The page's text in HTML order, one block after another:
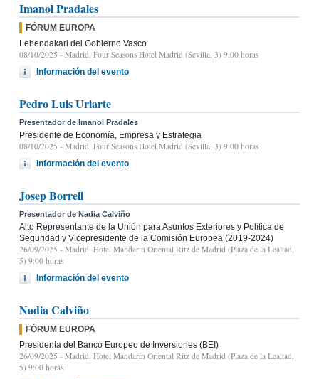
Imanol Pradales
FÓRUM EUROPA
Lehendakari del Gobierno Vasco
08/10/2025 - Madrid, Four Seasons Hotel Madrid (Sevilla, 3) 9.00 horas
Información del evento
Pedro Luis Uriarte
Presentador de Imanol Pradales
Presidente de Economía, Empresa y Estrategia
08/10/2025 - Madrid, Four Seasons Hotel Madrid (Sevilla, 3) 9.00 horas
Información del evento
Josep Borrell
Presentador de Nadia Calviño
Alto Representante de la Unión para Asuntos Exteriores y Política de
Seguridad y Vicepresidente de la Comisión Europea (2019-2024)
26/09/2025 - Madrid, Hotel Mandarin Oriental Ritz de Madrid (Plaza de la Lealtad,
5) 9:00 horas
Información del evento
Nadia Calviño
FÓRUM EUROPA
Presidenta del Banco Europeo de Inversiones (BEI)
26/09/2025 - Madrid, Hotel Mandarin Oriental Ritz de Madrid (Plaza de la Lealtad,
5) 9:00 horas